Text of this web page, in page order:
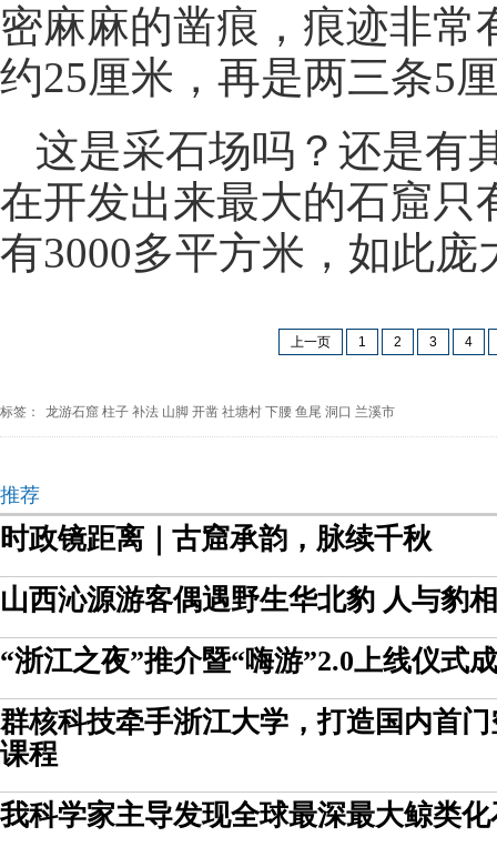
密麻麻的凿痕，痕迹非
约25厘米，再是两三条5
这是采石场吗？还是有
在开发出来最大的石窟只
有3000多平方米，如此
上一页 1 2 3 4
标签： 龙游石窟 柱子 补法 山脚 开凿 社塘村 下腰 鱼尾 洞口 兰溪市
推荐
时政镜距离｜古窟承韵，脉续千秋
山西沁源游客偶遇野生华北豹 人与豹
“浙江之夜”推介暨“嗨游”2.0上线仪式
群核科技牵手浙江大学，打造国内首
课程
我科学家主导发现全球最深最大鲸类